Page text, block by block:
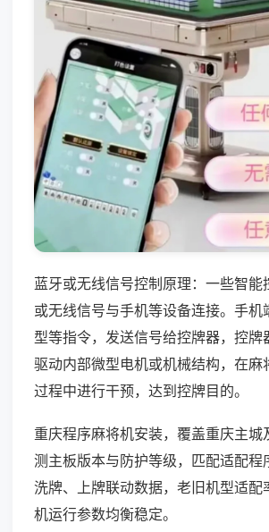
蓝牙或无线信号控制原理：一些智能
或无线信号与手机等设备连接。手机
型等指令，发送信号给控牌器，控牌
驱动内部微型电机或机械结构，在麻
过程中进行干预，达到控牌目的。
重庆程序麻将机安装，覆盖重庆主城
测主板版本与防护等级，匹配适配程
洗牌、上牌联动数据，老旧机型适配
机运行参数均衡稳定。